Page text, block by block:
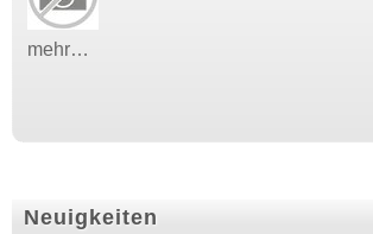
mehr…
Neuigkeiten